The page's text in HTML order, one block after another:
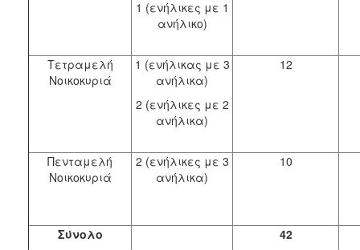
1 (ενήλικες με 1
ανήλικο)
Τετραμελή
Νοικοκυριά
1 (ενήλικας με 3
ανήλικα)
2 (ενήλικες με 2
ανήλικα)
12
Πενταμελή
Νοικοκυριά
2 (ενήλικες με 3
ανήλικα)
10
Σύνολο 42